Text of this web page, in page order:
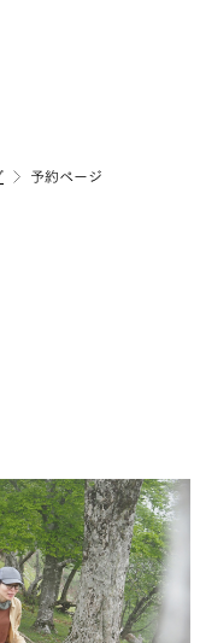
BOTTOMS
的な5ポケットを持つパン
ショーツ
予約ページ